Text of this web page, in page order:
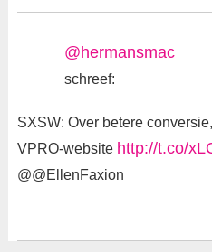
@hermansmac
schreef:
SXSW: Over betere
VPRO-website http://t.co/
@@EllenFaxion